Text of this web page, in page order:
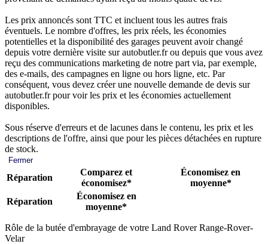
Les prix annoncés sont TTC et incluent tous les autres frais
éventuels. Le nombre d'offres, les prix réels, les économies
potentielles et la disponibilité des garages peuvent avoir changé
depuis votre dernière visite sur autobutler.fr ou depuis que vous avez
reçu des communications marketing de notre part via, par exemple,
des e-mails, des campagnes en ligne ou hors ligne, etc. Par
conséquent, vous devez créer une nouvelle demande de devis sur
autobutler.fr pour voir les prix et les économies actuellement
disponibles.
Sous réserve d'erreurs et de lacunes dans le contenu, les prix et les
descriptions de l'offre, ainsi que pour les pièces détachées en rupture
de stock.
Fermer
Réparation
Comparez et
économisez*
Économisez en
moyenne*
Réparation
Économisez en
moyenne*
Rôle de la butée d'embrayage de votre Land Rover Range-Rover-
Velar